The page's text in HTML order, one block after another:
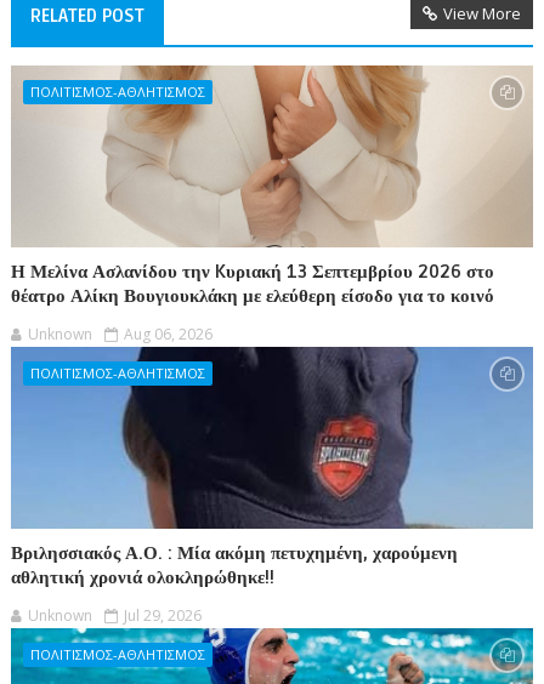
RELATED POST View More
ΠΟΛΙΤΙΣΜΟΣ-ΑΘΛΗΤΙΣΜΟΣ
Η Μελίνα Ασλανίδου την Kυριακή 13 Σεπτεμβρίου 2026 στο
θέατρο Αλίκη Βουγιουκλάκη με ελεύθερη είσοδο για το κοινό
Unknown Aug 06, 2026
ΠΟΛΙΤΙΣΜΟΣ-ΑΘΛΗΤΙΣΜΟΣ
Βριλησσιακός Α.Ο. : Μία ακόμη πετυχημένη, χαρούμενη
αθλητική χρονιά ολοκληρώθηκε!!
Unknown Jul 29, 2026
ΠΟΛΙΤΙΣΜΟΣ-ΑΘΛΗΤΙΣΜΟΣ